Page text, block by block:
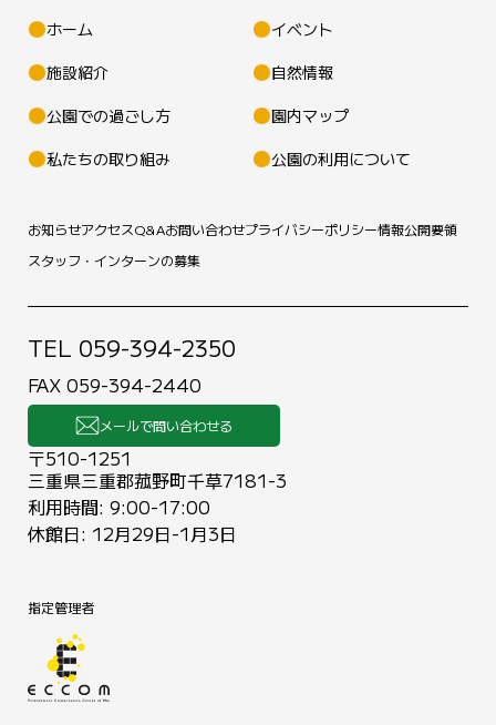
ホーム
イベント
施設紹介
自然情報
公園での過ごし方
園内マップ
私たちの取り組み
公園の利用について
お知らせアクセスQ&Aお問い合わせプライバシーポリシー情報公開要領
スタッフ・インターンの募集
TEL 059-394-2350
FAX 059-394-2440
メールで問い合わせる
〒510-1251
三重県三重郡菰野町千草7181-3
利用時間: 9:00-17:00
休館日: 12月29日-1月3日
指定管理者